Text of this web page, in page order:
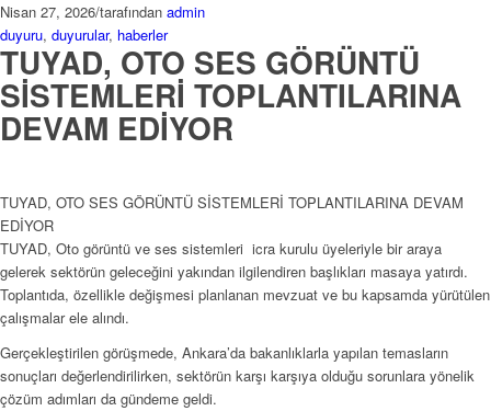
Nisan 27, 2026/tarafından admin
duyuru, duyurular, haberler
TUYAD, OTO SES GÖRÜNTÜ
SİSTEMLERİ TOPLANTILARINA
DEVAM EDİYOR
TUYAD, OTO SES GÖRÜNTÜ SİSTEMLERİ TOPLANTILARINA DEVAM
EDİYOR
TUYAD, Oto görüntü ve ses sistemleri icra kurulu üyeleriyle bir araya
gelerek sektörün geleceğini yakından ilgilendiren başlıkları masaya yatırdı.
Toplantıda, özellikle değişmesi planlanan mevzuat ve bu kapsamda yürütülen
çalışmalar ele alındı.
Gerçekleştirilen görüşmede, Ankara’da bakanlıklarla yapılan temasların
sonuçları değerlendirilirken, sektörün karşı karşıya olduğu sorunlara yönelik
çözüm adımları da gündeme geldi.